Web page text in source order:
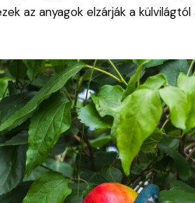
az anyagok elzárják a